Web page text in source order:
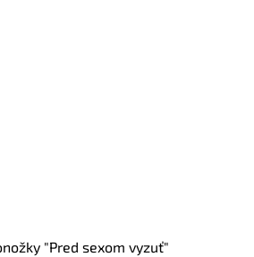
"Pred sexom vyzuť"